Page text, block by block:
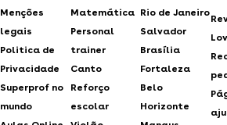
Menções
legais
Politica de
Privacidade
Superprof no
mundo
Matemática
Personal
trainer
Canto
Reforço
escolar
Rio de Janeiro
Salvador
Brasília
Fortaleza
Belo
Horizonte